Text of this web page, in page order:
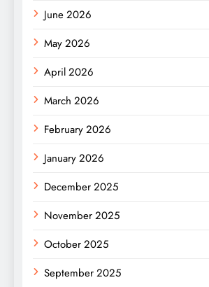
June 2026
May 2026
April 2026
March 2026
February 2026
January 2026
December 2025
November 2025
October 2025
September 2025